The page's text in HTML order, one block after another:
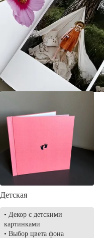
• Декор в стиле
акварельных красок
• Выбор цвета фона
• Загрузка фото и текста
Детская
• Декор с детскими
картинками
• Выбор цвета фона